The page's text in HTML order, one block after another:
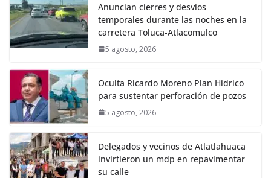
Anuncian cierres y desvíos
temporales durante las noches en la
carretera Toluca-Atlacomulco
5 agosto, 2026
Oculta Ricardo Moreno Plan Hídrico
para sustentar perforación de pozos
5 agosto, 2026
Delegados y vecinos de Atlatlahuaca
invirtieron un mdp en repavimentar
su calle